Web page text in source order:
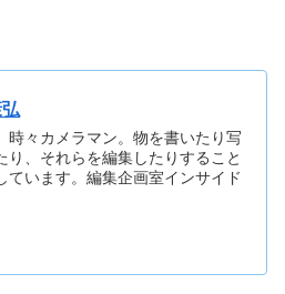
時々カメラマン。物を書いたり写
り、それらを編集したりすること
ています。編集企画室インサイド